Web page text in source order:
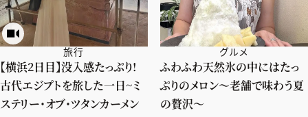
旅行
【横浜2日目】没入感たっぷり!
古代エジプトを旅した一日~ミ
ステリー・オブ・ツタンカーメン
グルメ
ふわふわ天然氷の中にはたっ
ぷりのメロン〜老舗で味わう夏
の贅沢〜